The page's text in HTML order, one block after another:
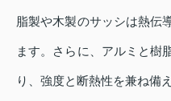
脂製や木製のサッシは熱伝
ます。さらに、アルミと樹
り、強度と断熱性を兼ね備